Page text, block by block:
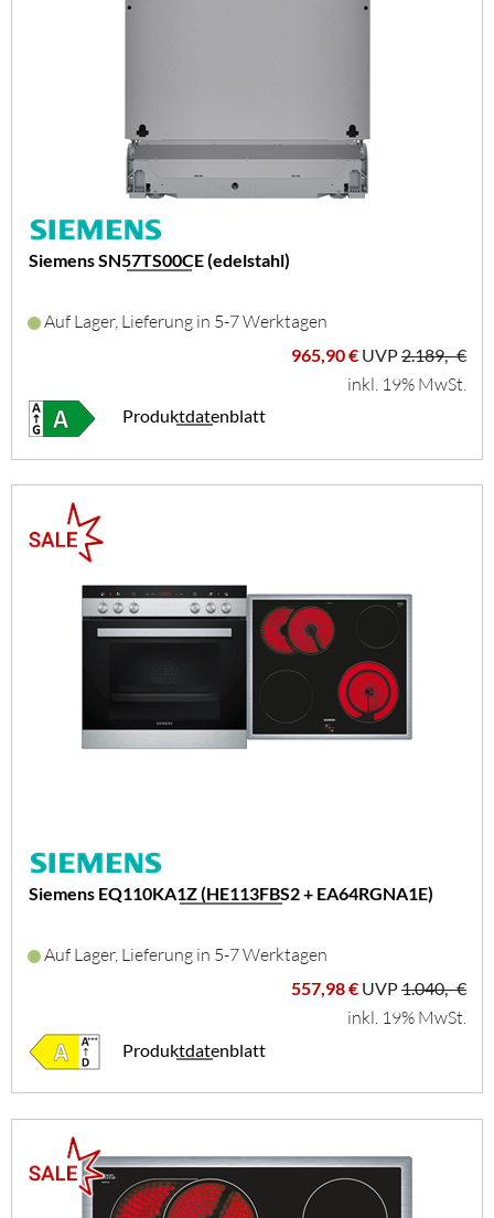
Siemens SN57TS00CE (edelstahl)
Auf Lager, Lieferung in 5-7 Werktagen
965,90 € UVP2.189,- €
inkl. 19% MwSt.
Produktdatenblatt
Siemens EQ110KA1Z (HE113FBS2 + EA64RGNA1E)
Auf Lager, Lieferung in 5-7 Werktagen
557,98 € UVP1.040,- €
inkl. 19% MwSt.
Produktdatenblatt